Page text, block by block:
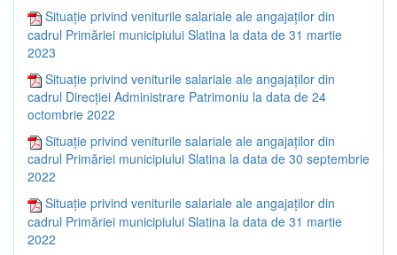
Situație privind veniturile salariale ale angajaților din
cadrul Primăriei municipiului Slatina la data de 31 martie
2023
Situație privind veniturile salariale ale angajaților din
cadrul Direcției Administrare Patrimoniu la data de 24
octombrie 2022
Situație privind veniturile salariale ale angajaților din
cadrul Primăriei municipiului Slatina la data de 30 septembrie
2022
Situație privind veniturile salariale ale angajaților din
cadrul Primăriei municipiului Slatina la data de 31 martie
2022